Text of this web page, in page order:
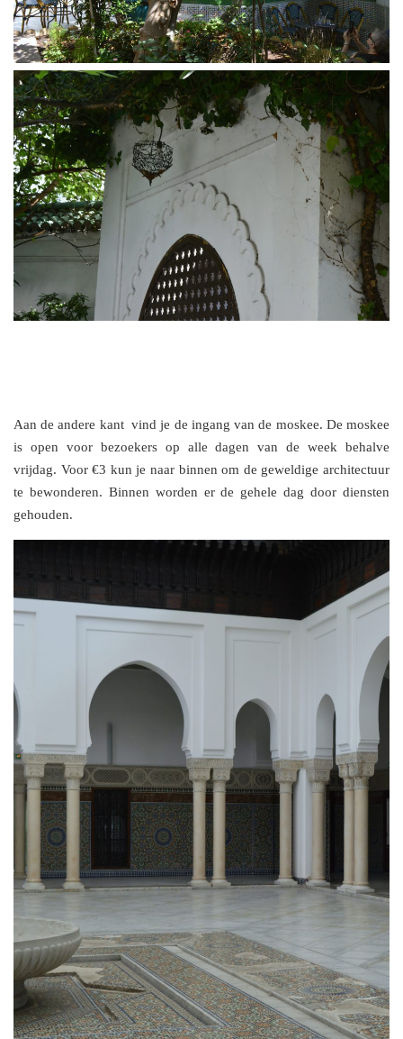
Aan de andere kant vind je de ingang van de moskee. De moskee
is open voor bezoekers op alle dagen van de week behalve
vrijdag. Voor €3 kun je naar binnen om de geweldige architectuur
te bewonderen. Binnen worden er de gehele dag door diensten
gehouden.